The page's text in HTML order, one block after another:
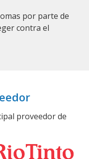
por parte de
contra el
proveedor de